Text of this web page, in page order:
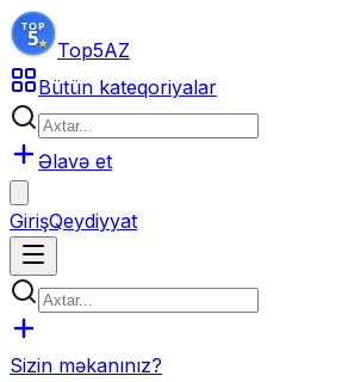
Top5AZ
Bütün kateqoriyalar
Əlavə et
GirişQeydiyyat
Sizin məkanınız?